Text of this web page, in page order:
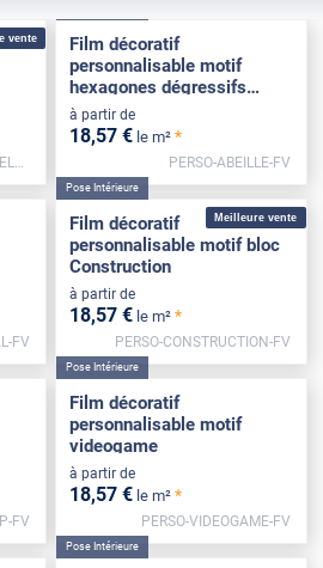
vente
PERSO-BARCELONE-FV
Film décoratif
personnalisable motif
hexagones dégressifs
Abeille
à partir de
18,57 € le m² *
PERSO-ABEILLE-FV
FV
Meilleure vente
Pose Intérieure
Film décoratif
personnalisable motif bloc
Construction
à partir de
18,57 € le m² *
PERSO-CONSTRUCTION-FV
FV
Pose Intérieure
Film décoratif
personnalisable motif
videogame
à partir de
18,57 € le m² *
PERSO-VIDEOGAME-FV
Pose Intérieure